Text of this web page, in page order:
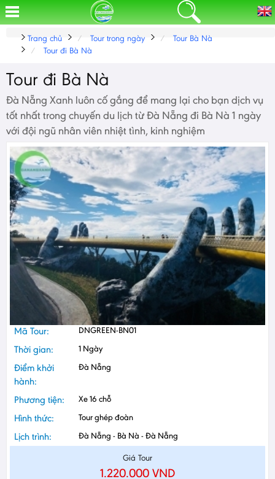
Trang chủ Tour trong ngày
Tour Bà Nà
Tour đi Bà Nà
Tour đi Bà Nà
Đà Nẵng Xanh luôn cố gắng để mang lại cho bạn dịch vụ
tốt nhất trong chuyến du lịch từ Đà Nẵng đi Bà Nà 1 ngày
với đội ngũ nhân viên nhiệt tình, kinh nghiệm
Mã Tour: DNGREEN-BN01
Thời gian: 1 Ngày
Điểm khởi
hành:
Đà Nẵng
Phương tiện: Xe 16 chỗ
Hình thức: Tour ghép đoàn
Lịch trình: Đà Nẵng - Bà Nà - Đà Nẵng
Giá Tour
1.220.000 VND